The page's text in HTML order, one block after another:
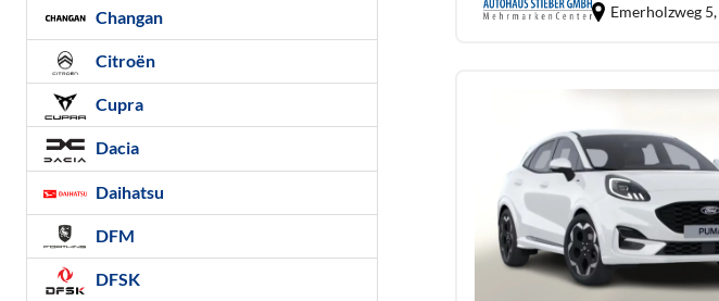
Emerholzweg 5,
Changan
Citroën
Cupra
Dacia
Daihatsu
DFM
DFSK